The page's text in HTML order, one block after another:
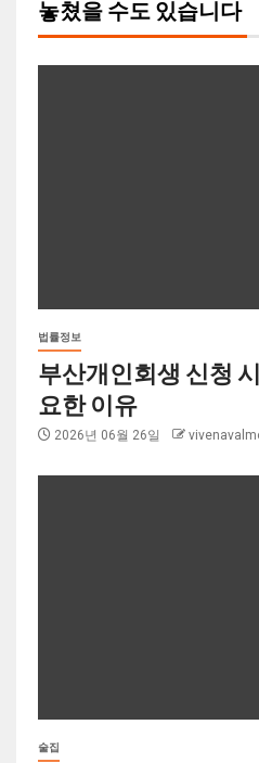
놓쳤을 수도 있습니다
법률정보
부산개인회생 신청
요한 이유
2026년 06월 26일
술집